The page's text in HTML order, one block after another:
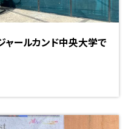
ールカンド中央大学で